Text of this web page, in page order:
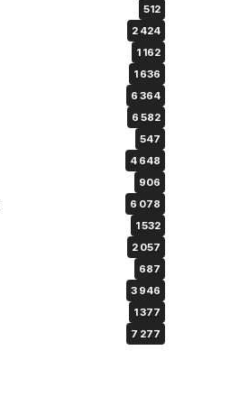
512
2 424
1 162
1 636
6 364
6 582
547
4 648
906
6 078
1 532
2 057
687
3 946
1 377
7 277